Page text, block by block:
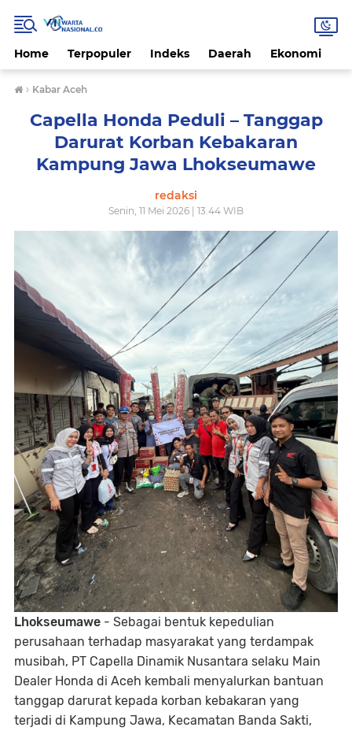
Home Terpopuler Indeks Daerah Ekonomi
› Kabar Aceh
Capella Honda Peduli – Tanggap
Darurat Korban Kebakaran
Kampung Jawa Lhokseumawe
redaksi
Senin, 11 Mei 2026 | 13.44 WIB
Lhokseumawe - Sebagai bentuk kepedulian
perusahaan terhadap masyarakat yang terdampak
musibah, PT Capella Dinamik Nusantara selaku Main
Dealer Honda di Aceh kembali menyalurkan bantuan
tanggap darurat kepada korban kebakaran yang
terjadi di Kampung Jawa, Kecamatan Banda Sakti,